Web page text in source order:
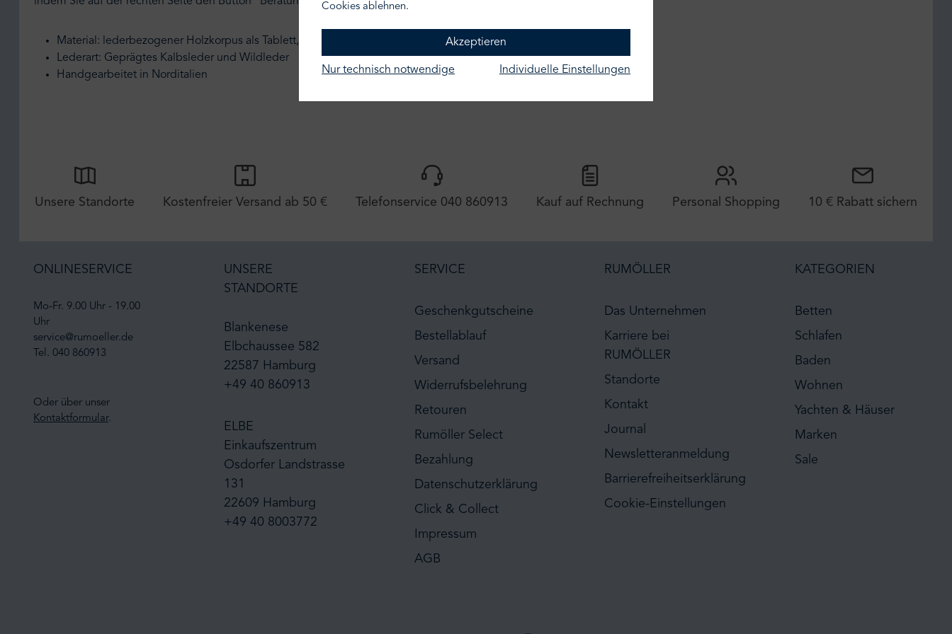
Material: lederbezogener Holzkorpus als Tablett, lederbezogener weichgefüllter Korpus
Lederart: Geprägtes Kalbsleder und Wildleder
Handgearbeitet in Norditalien
Unsere Standorte Kostenfreier Versand ab 50 € Telefonservice 040 860913 Kauf auf Rechnung Personal Shopping 10 € Rabatt sichern
ONLINESERVICE
Mo-Fr. 9.00 Uhr - 19.00
Uhr
service@rumoeller.de
Tel. 040 860913
Oder über unser
Kontaktformular.
UNSERE
STANDORTE
Blankenese
Elbchaussee 582
22587 Hamburg
+49 40 860913
ELBE
Einkaufszentrum
Osdorfer Landstrasse
131
22609 Hamburg
+49 40 8003772
SERVICE
Geschenkgutscheine
Bestellablauf
Versand
Widerrufsbelehrung
Retouren
Rumöller Select
Bezahlung
Datenschutzerklärung
Click & Collect
Impressum
AGB
RUMÖLLER
Das Unternehmen
Karriere bei
RUMÖLLER
Standorte
Kontakt
Journal
Newsletteranmeldung
Barrierefreiheitserklärung
Cookie-Einstellungen
KATEGORIEN
Betten
Schlafen
Baden
Wohnen
Yachten & Häuser
Marken
Sale
Cookies ablehnen.
Akzeptieren
Nur technisch notwendige Individuelle Einstellungen